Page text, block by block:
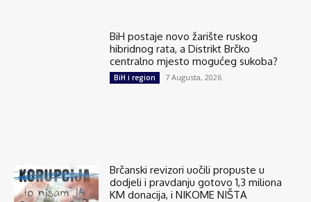
BiH postaje novo žarište ruskog
hibridnog rata, a Distrikt Brčko
centralno mjesto mogućeg sukoba?
BiH i region 7 Augusta, 2026
Brčanski revizori uočili propuste u
dodjeli i pravdanju gotovo 1,3 miliona
KM donacija, i NIKOME NIŠTA